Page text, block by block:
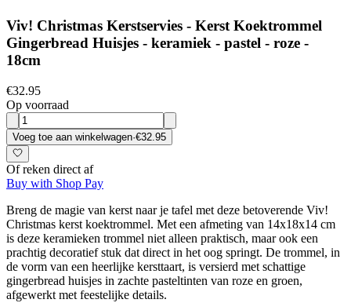
Viv! Christmas Kerstservies - Kerst Koektrommel
Gingerbread Huisjes - keramiek - pastel - roze -
18cm
€32.95
Op voorraad
Voeg toe aan winkelwagen·€32.95
Of reken direct af
Buy with Shop Pay
Breng de magie van kerst naar je tafel met deze betoverende Viv!
Christmas kerst koektrommel. Met een afmeting van 14x18x14 cm
is deze keramieken trommel niet alleen praktisch, maar ook een
prachtig decoratief stuk dat direct in het oog springt. De trommel, in
de vorm van een heerlijke kersttaart, is versierd met schattige
gingerbread huisjes in zachte pasteltinten van roze en groen,
afgewerkt met feestelijke details.